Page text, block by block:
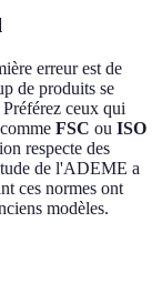
erreur est de
de produits se
ceux qui
FSC ou ISO
respecte des
de l'ADEME a
ces normes ont
modèles.